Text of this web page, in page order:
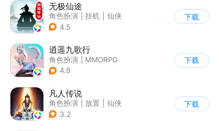
无极仙途
角色扮演 挂机
仙侠
| 文字游戏
4.5
下载
逍遥九歌行
角色扮演
MMORPG
| 仙侠
4.8
下载
凡人传说
角色扮演 放置
仙侠
| 文字游戏
3.2
下载